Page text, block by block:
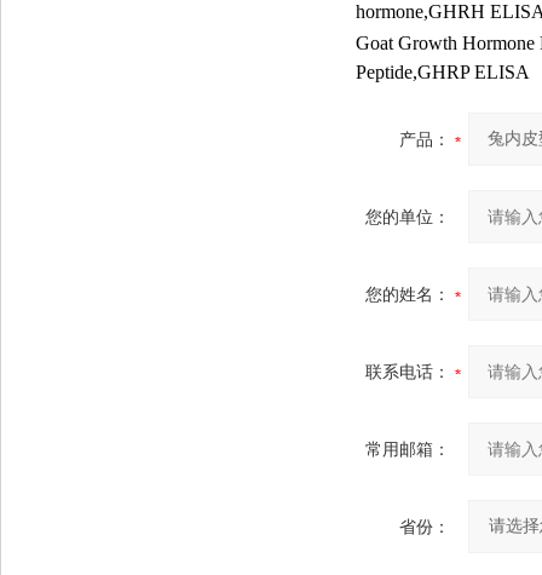
hormone,GHRH
Goat Growth Hormone
Peptide,GHRP ELISA
产品：
您的单位：
您的姓名：
联系电话：
常用邮箱：
省份：